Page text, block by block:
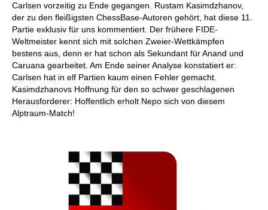
Carlsen vorzeitig zu Ende gegangen. Rustam Kasimdzhanov,
der zu den fleißigsten ChessBase-Autoren gehört, hat diese 11.
Partie exklusiv für uns kommentiert. Der frühere FIDE-
Weltmeister kennt sich mit solchen Zweier-Wettkämpfen
bestens aus, denn er hat schon als Sekundant für Anand und
Caruana gearbeitet. Am Ende seiner Analyse konstatiert er:
Carlsen hat in elf Partien kaum einen Fehler gemacht.
Kasimdzhanovs Hoffnung für den so schwer geschlagenen
Herausforderer: Hoffentlich erholt Nepo sich von diesem
Alptraum-Match!